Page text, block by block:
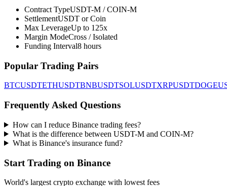
Contract TypeUSDT-M / COIN-M
SettlementUSDT or Coin
Max LeverageUp to 125x
Margin ModeCross / Isolated
Funding Interval8 hours
Popular Trading Pairs
BTCUSDTETHUSDTBNBUSDTSOLUSDTXRPUSDT
Frequently Asked Questions
How can I reduce Binance trading fees?
What is the difference between USDT-M and COIN-M?
What is Binance's insurance fund?
Start Trading on Binance
World's largest crypto exchange with lowest fees